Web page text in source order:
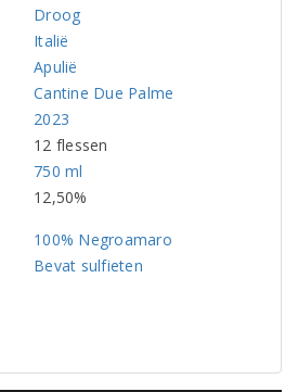
Droog
Italië
Apulië
Cantine Due Palme
2023
12 flessen
750 ml
12,50%
100% Negroamaro
Bevat sulfieten